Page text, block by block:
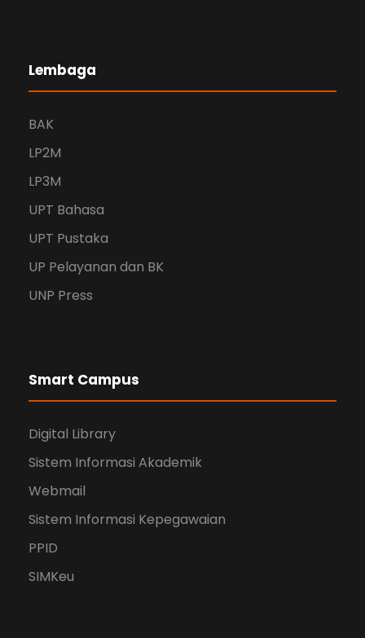
Lembaga
BAK
LP2M
LP3M
UPT Bahasa
UPT Pustaka
UP Pelayanan dan BK
UNP Press
Smart Campus
Digital Library
Sistem Informasi Akademik
Webmail
Sistem Informasi Kepegawaian
PPID
SIMKeu